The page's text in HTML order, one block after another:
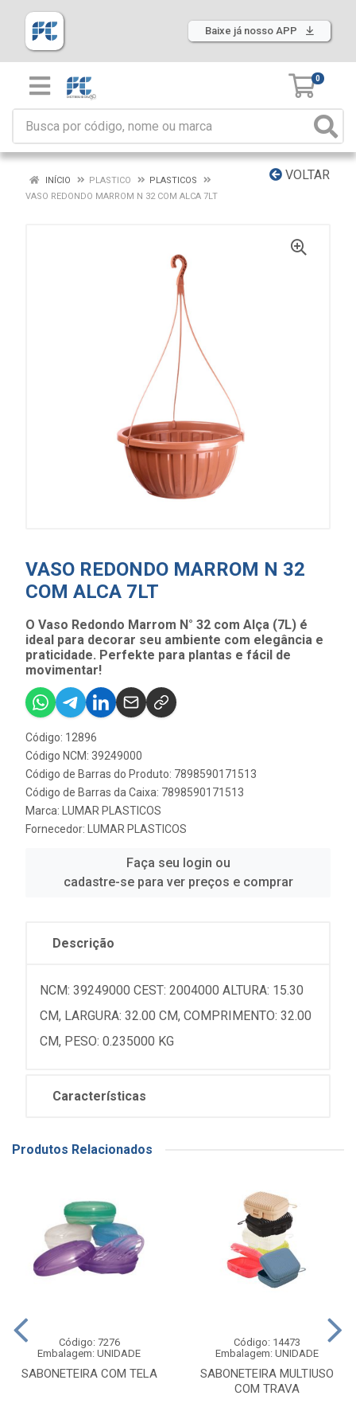
Baixe já nosso APP
0
VOLTAR
INÍCIO PLASTICO
PLASTICOS
VASO REDONDO MARROM N 32 COM ALCA 7LT
VASO REDONDO MARROM N 32
COM ALCA 7LT
O Vaso Redondo Marrom N° 32 com Alça (7L) é
ideal para decorar seu ambiente com elegância e
praticidade. Perfekte para plantas e fácil de
movimentar!
Código: 12896
Código NCM: 39249000
Código de Barras do Produto: 7898590171513
Código de Barras da Caixa: 7898590171513
Marca:
LUMAR PLASTICOS
Fornecedor:
LUMAR PLASTICOS
Faça seu login ou
cadastre-se para ver preços e comprar
Descrição
NCM: 39249000 CEST: 2004000 ALTURA: 15.30
CM, LARGURA: 32.00 CM, COMPRIMENTO: 32.00
CM, PESO: 0.235000 KG
Características
Produtos Relacionados
SABONETEIRA COM TELA
Código: 7276
Embalagem: UNIDADE
SABONETEIRA MULTIUSO
COM TRAVA
Código: 14473
Embalagem: UNIDADE